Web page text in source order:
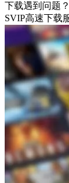
下载遇到问题
SVIP高速下载